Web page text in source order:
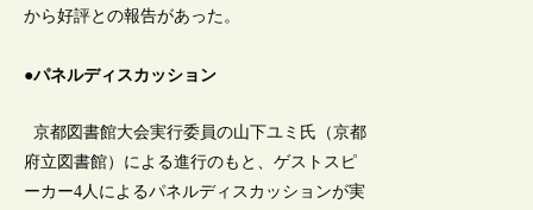
から好評との報告があった。
●パネルディスカッション
京都図書館大会実行委員の山下ユミ氏（京都
府立図書館）による進行のもと、ゲストスピ
ーカー4人によるパネルディスカッションが実